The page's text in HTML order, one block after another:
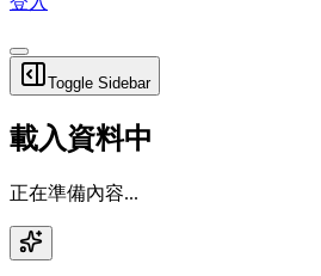
Toggle Sidebar
載入資料中
正在準備內容...